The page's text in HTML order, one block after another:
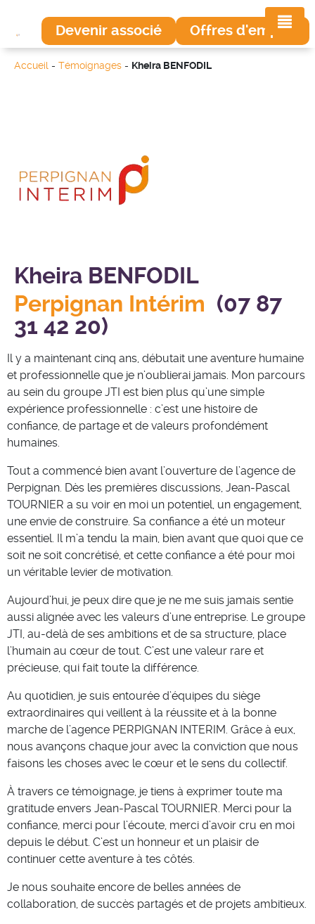
Devenir associé Offres d'emploi
Kheira BENFODIL
Perpignan Intérim (07 87
31 42 20)
Il y a maintenant cinq ans, débutait une aventure humaine
et professionnelle que je n’oublierai jamais. Mon parcours
au sein du groupe JTI est bien plus qu’une simple
expérience professionnelle : c’est une histoire de
confiance, de partage et de valeurs profondément
humaines.
Tout a commencé bien avant l’ouverture de l’agence de
Perpignan. Dès les premières discussions, Jean-Pascal
TOURNIER a su voir en moi un potentiel, un engagement,
une envie de construire. Sa confiance a été un moteur
essentiel. Il m’a tendu la main, bien avant que quoi que ce
soit ne soit concrétisé, et cette confiance a été pour moi
un véritable levier de motivation.
Aujourd’hui, je peux dire que je ne me suis jamais sentie
aussi alignée avec les valeurs d’une entreprise. Le groupe
JTI, au-delà de ses ambitions et de sa structure, place
l’humain au cœur de tout. C’est une valeur rare et
précieuse, qui fait toute la différence.
Au quotidien, je suis entourée d’équipes du siège
extraordinaires qui veillent à la réussite et à la bonne
marche de l’agence PERPIGNAN INTERIM. Grâce à eux,
nous avançons chaque jour avec la conviction que nous
faisons les choses avec le cœur et le sens du collectif.
À travers ce témoignage, je tiens à exprimer toute ma
gratitude envers Jean-Pascal TOURNIER. Merci pour la
confiance, merci pour l’écoute, merci d’avoir cru en moi
depuis le début. C’est un honneur et un plaisir de
continuer cette aventure à tes côtés.
Je nous souhaite encore de belles années de
collaboration, de succès partagés et de projets ambitieux.
Accueil - Témoignages - Kheira BENFODIL